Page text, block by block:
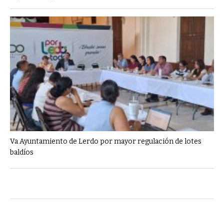
Va Ayuntamiento de Lerdo por mayor regulación de lotes
baldíos